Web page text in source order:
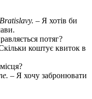
– Я хотів би
потяг?
коштує квиток в
– Я хочу забронювати